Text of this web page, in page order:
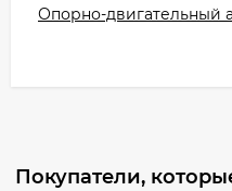
Опорно-двигательный
Покупатели,